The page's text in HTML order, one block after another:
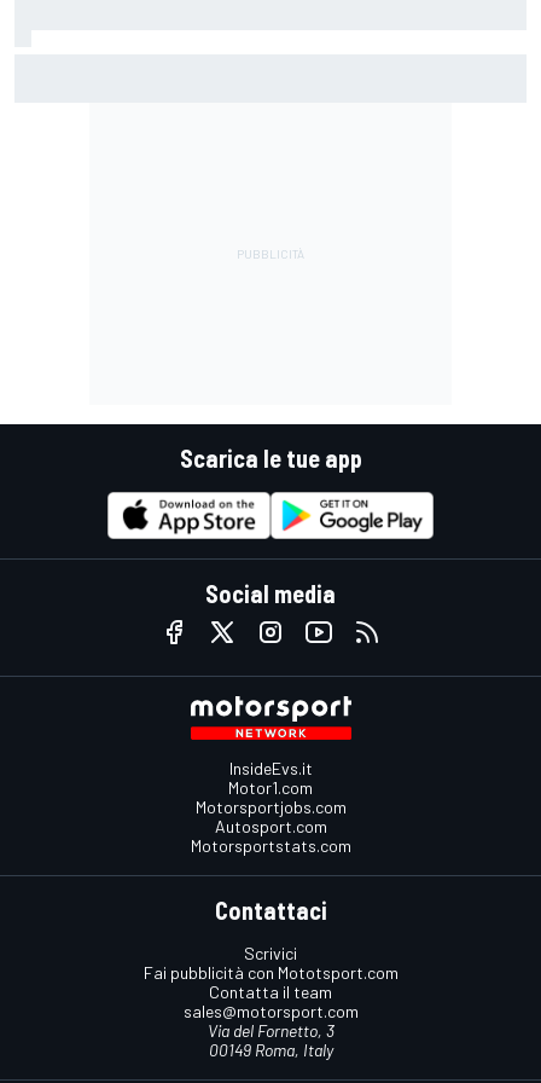
Scarica le tue app
Social media
InsideEvs.it
Motor1.com
Motorsportjobs.com
Autosport.com
Motorsportstats.com
Contattaci
Scrivici
Fai pubblicità con Mototsport.com
Contatta il team
sales@motorsport.com
Via del Fornetto, 3
00149 Roma, Italy